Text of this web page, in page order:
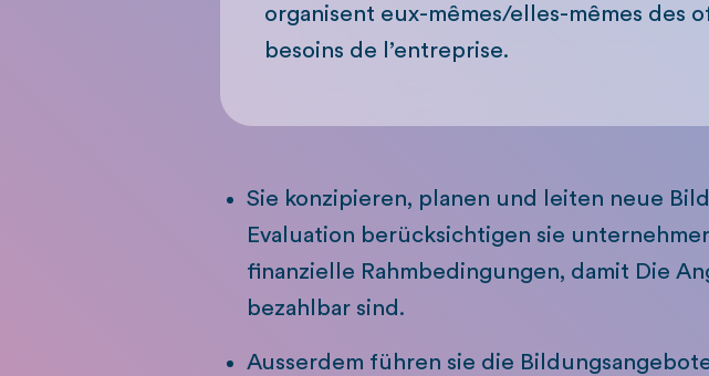
organisent eux-mêmes/elles-mêmes des
besoins de l’entreprise.
Sie konzipieren, planen und leiten neue
Evaluation berücksichtigen sie
finanzielle Rahmbedingungen, damit Die
bezahlbar sind.
Ausserdem führen sie die